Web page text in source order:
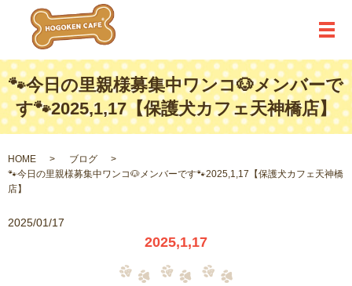
メ
🐾今日の里親様募集中ワンコ🐶メンバーで
す🐾2025,1,17【保護犬カフェ天神橋店】
HOME
ブログ
🐾今日の里親様募集中ワンコ🐶メンバーです🐾2025,1,17【保護犬カフェ天神橋
店】
2025/01/17
2025,1,17